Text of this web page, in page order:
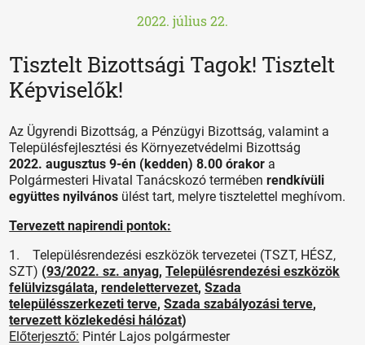
2022. július 22.
Tisztelt Bizottsági Tagok! Tisztelt
Képviselők!
Az Ügyrendi Bizottság, a Pénzügyi Bizottság, valamint a
Településfejlesztési és Környezetvédelmi Bizottság
2022. augusztus 9-én (kedden) 8.00 órakor a
Polgármesteri Hivatal Tanácskozó termébenrendkívüli
együttes nyilvános ülést tart, melyre tisztelettel meghívom.
Tervezett napirendi pontok:
1. Településrendezési eszközök tervezetei (TSZT, HÉSZ,
SZT) (93/2022. sz. anyag,Településrendezési eszközök
felülvizsgálata,rendelettervezet,Szada
településszerkezeti terve,Szada szabályozási terve,
tervezett közlekedési hálózat)
Előterjesztő: Pintér Lajos polgármester